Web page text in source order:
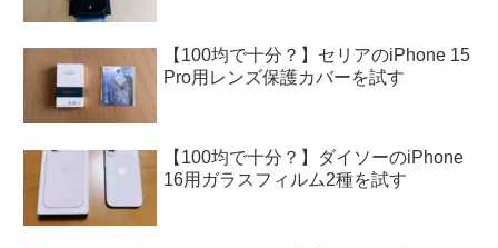
【100均で十分？】セリアのiPhone 15
Pro用レンズ保護カバーを試す
【100均で十分？】ダイソーのiPhone
16用ガラスフィルム2種を試す